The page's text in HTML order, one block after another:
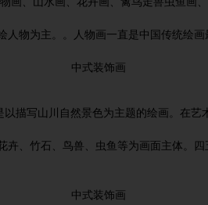
为主。。人物画一直是中国传统绘画
中式装饰画
写山川自然景色为主题的绘画。在艺
竹石、鸟兽、虫鱼等为画面主体。四
中式装饰画